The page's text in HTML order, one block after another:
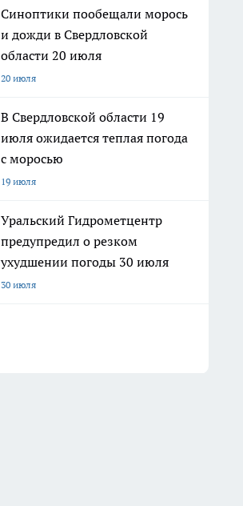
Синоптики пообещали морось
и дожди в Свердловской
области 20 июля
20 июля
В Свердловской области 19
июля ожидается теплая погода
с моросью
19 июля
Уральский Гидрометцентр
предупредил о резком
ухудшении погоды 30 июля
30 июля